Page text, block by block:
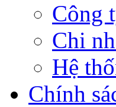
Công
Chi
Hệ
Chính